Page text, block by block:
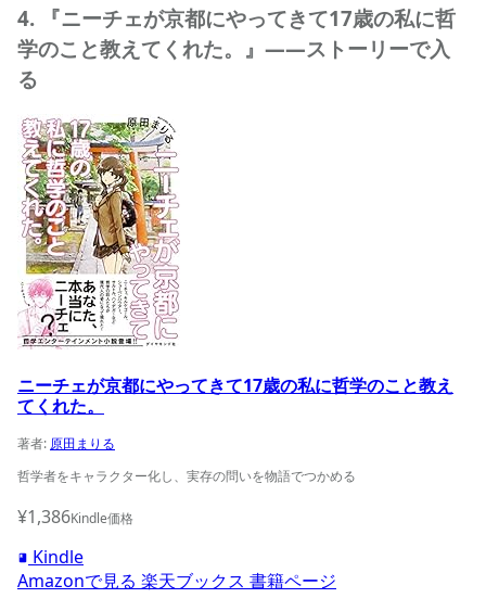
4. 『ニーチェが京都にやってきて17歳の私に哲
学のこと教えてくれた。』——ストーリーで入
る
ニーチェが京都にやってきて17歳の私に哲学のこと教えて
ニーチェが京都にやってきて17歳の私に哲学のこと教え
てくれた。
著者:原田まりる
哲学者をキャラクター化し、実存の問いを物語でつかめる
¥1,386Kindle価格
Kindle
Amazonで見る 楽天ブックス 書籍ページ